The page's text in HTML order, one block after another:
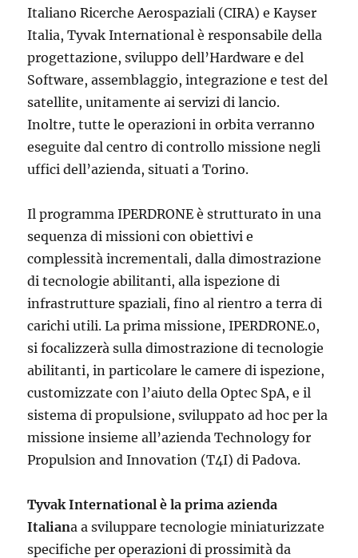
Italiano Ricerche Aerospaziali (CIRA) e Kayser
Italia, Tyvak International è responsabile della
progettazione, sviluppo dell’Hardware e del
Software, assemblaggio, integrazione e test del
satellite, unitamente ai servizi di lancio.
Inoltre, tutte le operazioni in orbita verranno
eseguite dal centro di controllo missione negli
uffici dell’azienda, situati a Torino.
Il programma IPERDRONE è strutturato in una
sequenza di missioni con obiettivi e
complessità incrementali, dalla dimostrazione
di tecnologie abilitanti, alla ispezione di
infrastrutture spaziali, fino al rientro a terra di
carichi utili. La prima missione, IPERDRONE.0,
si focalizzerà sulla dimostrazione di tecnologie
abilitanti, in particolare le camere di ispezione,
customizzate con l’aiuto della Optec SpA, e il
sistema di propulsione, sviluppato ad hoc per la
missione insieme all’azienda Technology for
Propulsion and Innovation (T4I) di Padova.
Tyvak International è la prima azienda
Italiana a sviluppare tecnologie miniaturizzate
specifiche per operazioni di prossimità da